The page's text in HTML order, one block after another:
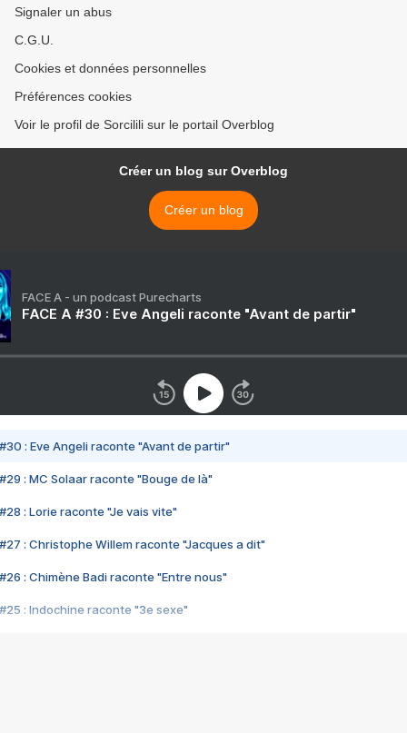
Signaler un abus
C.G.U.
Cookies et données personnelles
Préférences cookies
Voir le profil de Sorcilili sur le portail Overblog
Créer un blog sur Overblog
Créer un blog
FACE A - un podcast Purecharts
FACE A #30 : Eve Angeli raconte "Avant de partir"
#30 : Eve Angeli raconte "Avant de partir"
#29 : MC Solaar raconte "Bouge de là"
#28 : Lorie raconte "Je vais vite"
#27 : Christophe Willem raconte "Jacques a dit"
#26 : Chimène Badi raconte "Entre nous"
#25 : Indochine raconte "3e sexe"